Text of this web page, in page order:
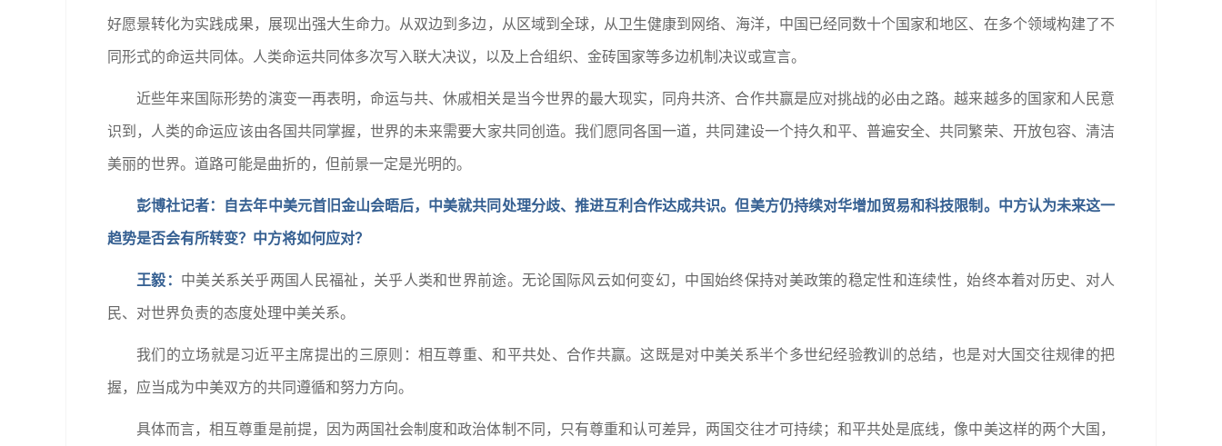
好愿景转化为实践成果，展现出强大生命力。从双边到多边，从区域到全球，从卫生健康到网络、海洋，中国已经同数十个国家和地区、在多个领域构建了不
同形式的命运共同体。人类命运共同体多次写入联大决议，以及上合组织、金砖国家等多边机制决议或宣言。
近些年来国际形势的演变一再表明，命运与共、休戚相关是当今世界的最大现实，同舟共济、合作共赢是应对挑战的必由之路。越来越多的国家和人民意
识到，人类的命运应该由各国共同掌握，世界的未来需要大家共同创造。我们愿同各国一道，共同建设一个持久和平、普遍安全、共同繁荣、开放包容、清洁
美丽的世界。道路可能是曲折的，但前景一定是光明的。
彭博社记者：自去年中美元首旧金山会晤后，中美就共同处理分歧、推进互利合作达成共识。但美方仍持续对华增加贸易和科技限制。中方认为未来这一
趋势是否会有所转变？中方将如何应对？
王毅： 中美关系关乎两国人民福祉，关乎人类和世界前途。无论国际风云如何变幻，中国始终保持对美政策的稳定性和连续性，始终本着对历史、对人
民、对世界负责的态度处理中美关系。
我们的立场就是习近平主席提出的三原则：相互尊重、和平共处、合作共赢。这既是对中美关系半个多世纪经验教训的总结，也是对大国交往规律的把
握，应当成为中美双方的共同遵循和努力方向。
具体而言，相互尊重是前提，因为两国社会制度和政治体制不同，只有尊重和认可差异，两国交往才可持续；和平共处是底线，像中美这样的两个大国，